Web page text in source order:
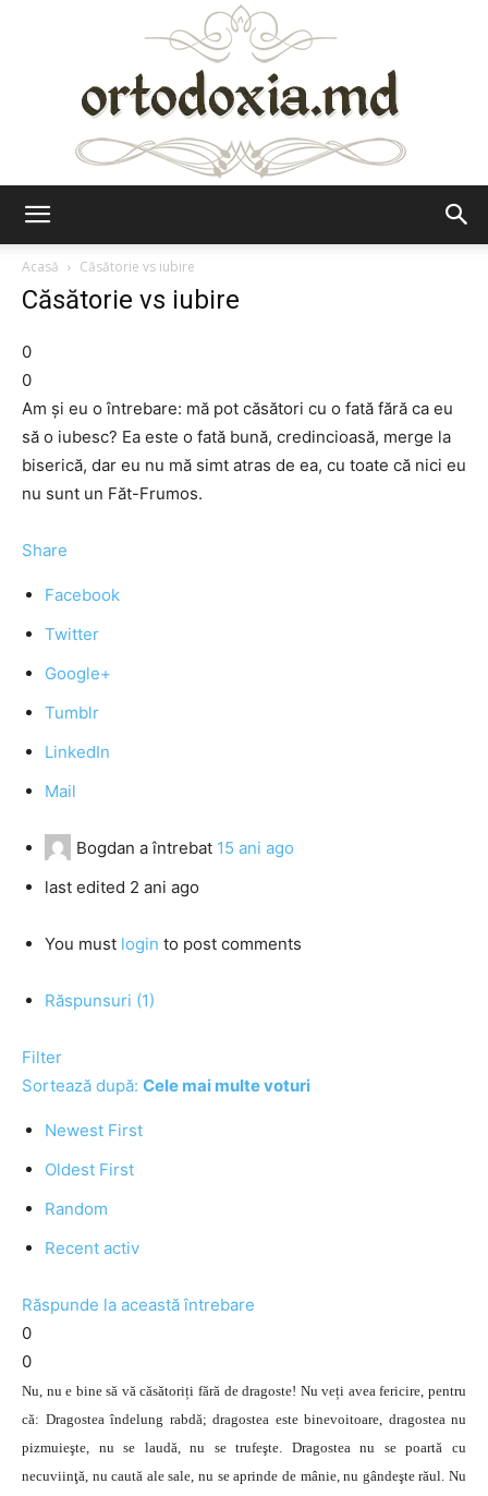
Acasă
Căsătorie vs iubire
Căsătorie vs iubire
0
0
Am şi eu o întrebare: mă pot căsători cu o fată fără ca eu
să o iubesc? Ea este o fată bună, credincioasă, merge la
biserică, dar eu nu mă simt atras de ea, cu toate că nici eu
nu sunt un Făt-Frumos.
Share
Facebook
Twitter
Google+
Tumblr
LinkedIn
Mail
Bogdan a întrebat 15 ani ago
last edited 2 ani ago
You must login to post comments
Răspunsuri (1)
Filter
Sortează după: Cele mai multe voturi
Newest First
Oldest First
Random
Recent activ
Răspunde la această întrebare
0
0
Nu, nu e bine să vă căsătoriți fără de dragoste! Nu veți avea fericire, pentru
că: Dragostea îndelung rabdă; dragostea este binevoitoare, dragostea nu
pizmuieşte, nu se laudă, nu se trufeşte. Dragostea nu se poartă cu
necuviinţă, nu caută ale sale, nu se aprinde de mânie, nu gândeşte răul. Nu